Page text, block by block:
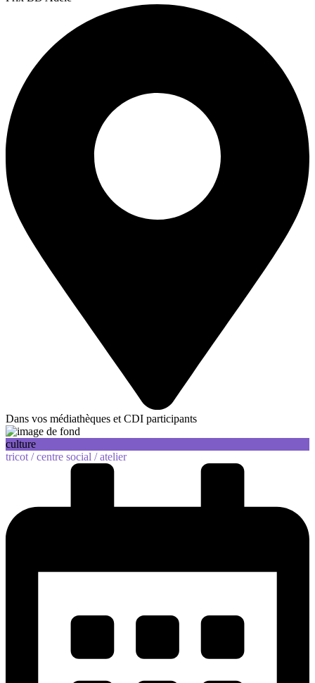
Dans vos médiathèques et CDI participants
culture
tricot /centre social /atelier